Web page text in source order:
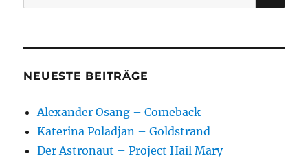
nach:
NEUESTE BEITRÄGE
Alexander Osang – Comeback
Katerina Poladjan – Goldstrand
Der Astronaut – Project Hail Mary